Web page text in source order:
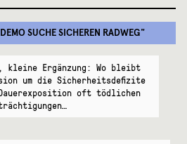
DEMO SUCHE SICHEREN RADWEG"
kleine Ergänzung: Wo bleibt
um die Sicherheitsdefizite
oft tödlichen